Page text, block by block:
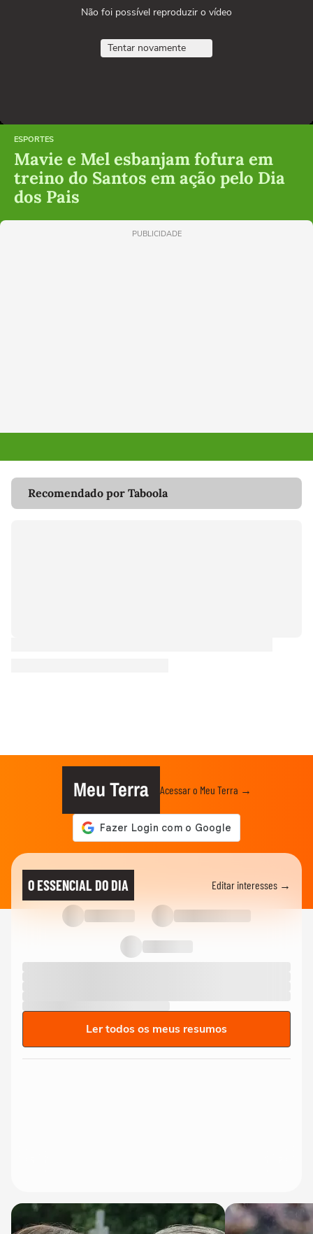
Não foi possível reproduzir o vídeo
Tentar novamente
ESPORTES
Mavie e Mel esbanjam fofura em
treino do Santos em ação pelo Dia
dos Pais
PUBLICIDADE
Recomendado por Taboola
Meu Terra Acessar o Meu Terra →
O ESSENCIAL DO DIA Editar interesses →
Ler todos os meus resumos